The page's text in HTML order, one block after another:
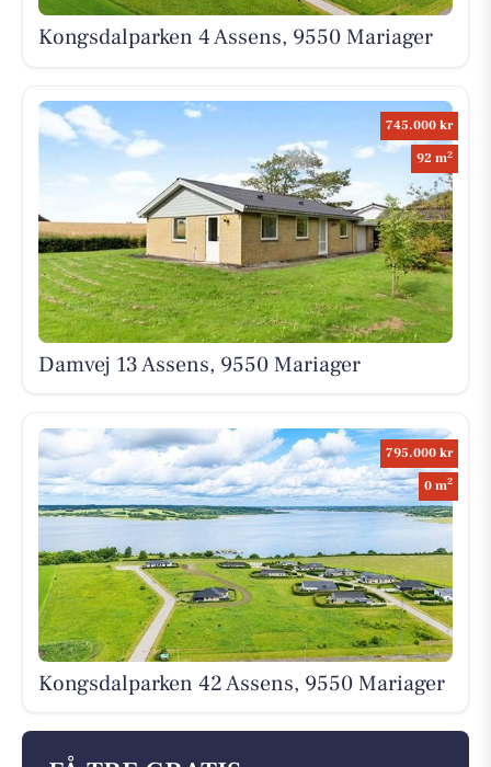
Kongsdalparken 4 Assens, 9550 Mariager
745.000 kr
92 m2
Damvej 13 Assens, 9550 Mariager
795.000 kr
0 m2
Kongsdalparken 42 Assens, 9550 Mariager